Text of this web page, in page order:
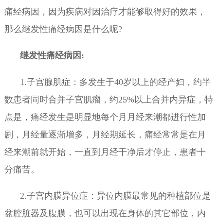
痛经病因，因为疾病对因治疗才能够取得好的效果，
那么继发性痛经病因是什么呢?
继发性痛经病因:
1.子宫腺肌症：多发生于40岁以上的经产妇，约半
数患者同时合并子宫肌瘤，约25%以上合并内异症，特
点是，痛经发生是明显地每个月月经来潮都进行性加
剧，月经量逐渐增多，月经期延长，痛经常常是在月
经来潮前就开始，一直到月经干净后才停止，患者十
分痛苦。
2.子宫内膜异位症：异位内膜最常见的种植部位是
盆腔脏器及腹膜，也可以出现在身体的其它部位，内